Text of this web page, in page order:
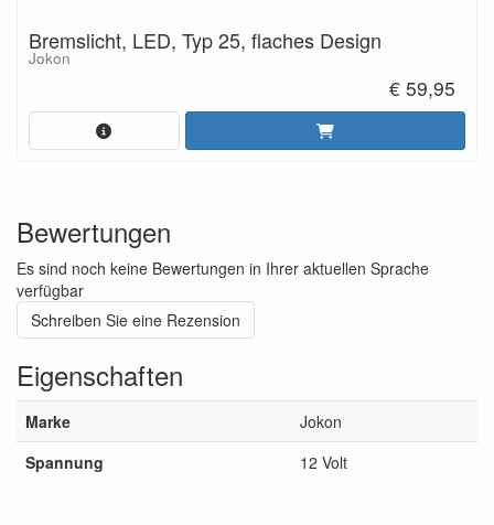
Bremslicht, LED, Typ 25, flaches Design
Jokon
€ 59,95
Bewertungen
Es sind noch keine Bewertungen in Ihrer aktuellen Sprache
verfügbar
Schreiben Sie eine Rezension
Eigenschaften
Marke
Jokon
Spannung
12 Volt